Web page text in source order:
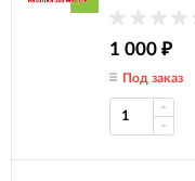
1 000 ₽
Под заказ